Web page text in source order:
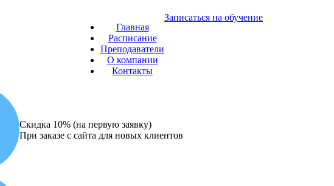
Главная
Расписание
Преподаватели
О компании
Контакты
Записаться на обучение
Скидка 10% (на первую заявку)
При заказе с сайта для новых клиентов